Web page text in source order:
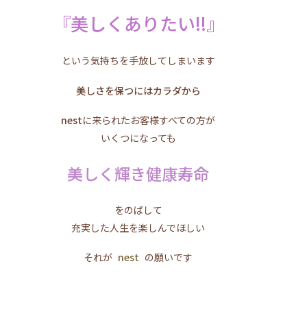
『美しくありたい!!』
という気持ちを手放してしまいます
美しさを保つにはカラダから
nestに来られたお客様すべての方が
いくつになっても
美しく輝き健康寿命
をのばして
充実した人生を楽しんでほしい
それが nest の願いです